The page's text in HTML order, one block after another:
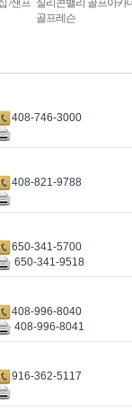
/샌프 실리콘밸리 골프아카
골프레슨
408-746-3000
408-821-9788
650-341-5700
650-341-9518
408-996-8040
408-996-8041
916-362-5117